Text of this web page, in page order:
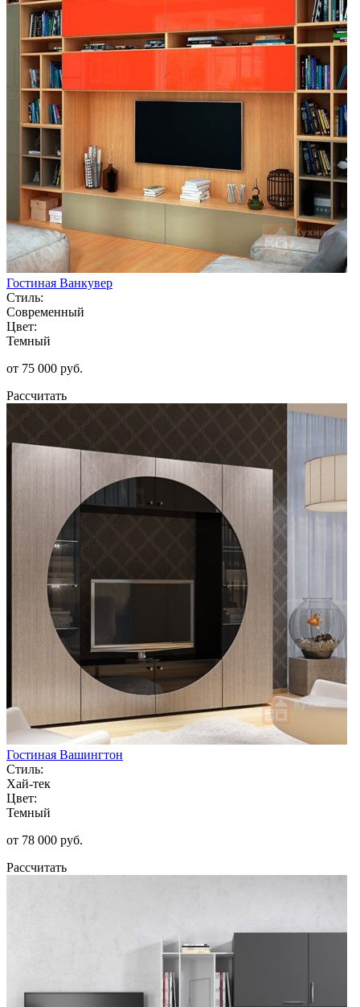
Гостиная Ванкувер
Стиль:
Современный
Цвет:
Темный
от 75 000 руб.
Рассчитать
Гостиная Вашингтон
Стиль:
Хай-тек
Цвет:
Темный
от 78 000 руб.
Рассчитать